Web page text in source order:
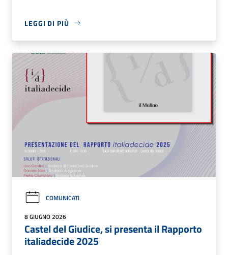
LEGGI DI PIÙ
COMUNICATI
8 GIUGNO 2026
Castel del Giudice, si presenta il Rapporto
italiadecide 2025